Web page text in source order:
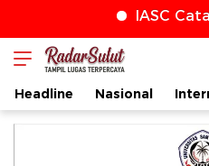
IASC Catat
radarsulut.com
Headline Nasional